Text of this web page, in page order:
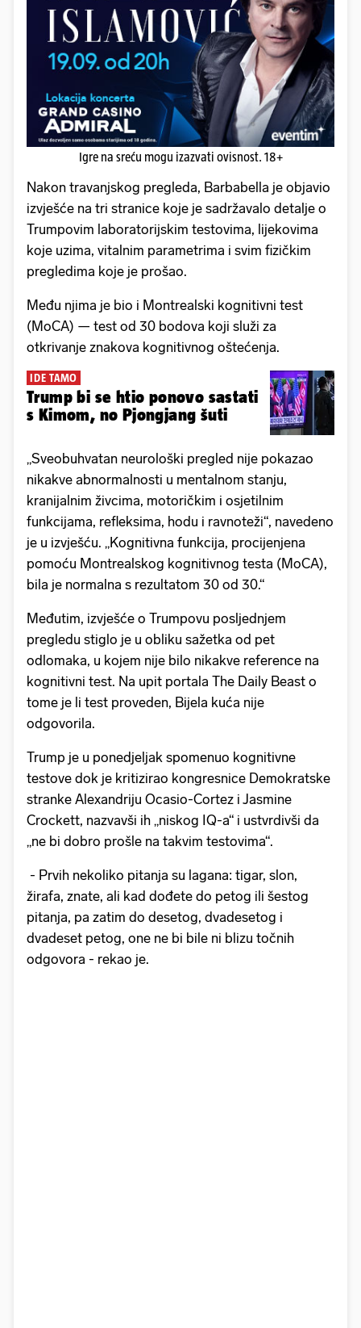
Igre na sreću mogu izazvati ovisnost. 18+
Nakon travanjskog pregleda, Barbabella je objavio
izvješće na tri stranice koje je sadržavalo detalje o
Trumpovim laboratorijskim testovima, lijekovima
koje uzima, vitalnim parametrima i svim fizičkim
pregledima koje je prošao.
Među njima je bio i Montrealski kognitivni test
(MoCA) — test od 30 bodova koji služi za
otkrivanje znakova kognitivnog oštećenja.
IDE TAMO
Trump bi se htio ponovo sastati
s Kimom, no Pjongjang šuti
„Sveobuhvatan neurološki pregled nije pokazao
nikakve abnormalnosti u mentalnom stanju,
kranijalnim živcima, motoričkim i osjetilnim
funkcijama, refleksima, hodu i ravnoteži“, navedeno
je u izvješću. „Kognitivna funkcija, procijenjena
pomoću Montrealskog kognitivnog testa (MoCA),
bila je normalna s rezultatom 30 od 30.“
Međutim, izvješće o Trumpovu posljednjem
pregledu stiglo je u obliku sažetka od pet
odlomaka, u kojem nije bilo nikakve reference na
kognitivni test. Na upit portala The Daily Beast o
tome je li test proveden, Bijela kuća nije
odgovorila.
Trump je u ponedjeljak spomenuo kognitivne
testove dok je kritizirao kongresnice Demokratske
stranke Alexandriju Ocasio-Cortez i Jasmine
Crockett, nazvavši ih „niskog IQ-a“ i ustvrdivši da
„ne bi dobro prošle na takvim testovima“.
- Prvih nekoliko pitanja su lagana: tigar, slon,
žirafa, znate, ali kad dođete do petog ili šestog
pitanja, pa zatim do desetog, dvadesetog i
dvadeset petog, one ne bi bile ni blizu točnih
odgovora - rekao je.